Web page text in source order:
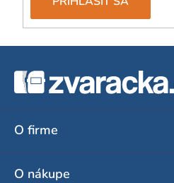
O firme
O nákupe